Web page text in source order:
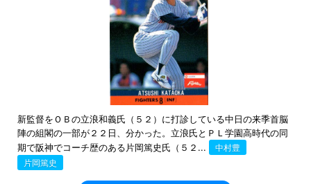
新監督をＯＢの立浪和義氏（５２）に打診している中日の来季首脳
陣の組閣の一部が２２日、分かった。立浪氏とＰＬ学園高時代の同
期で阪神でコーチ歴のある片岡篤史氏（５２...
中村豊
片岡篤史